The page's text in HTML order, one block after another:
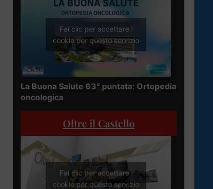
Fai clic per accettare i
cookie per questo servizio
La Buona Salute 63° puntata: Ortopedia
oncologica
Oltre il Castello
Fai clic per accettare i
cookie per questo servizio